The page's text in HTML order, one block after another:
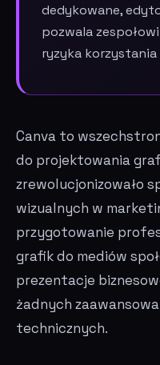
dedykowane,
pozwala
ryzyka
Canva to
do projektowania
zrewolucjonizowało
wizualnych w
przygotowanie
grafik do mediów
prezentacje
żadnych
technicznych.